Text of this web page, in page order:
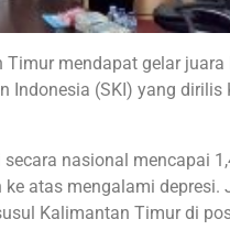
Timur mendapat gelar
Indonesia (SKI) yang dirilis
nasional mencapai
atas mengalami
Kalimantan Timur di